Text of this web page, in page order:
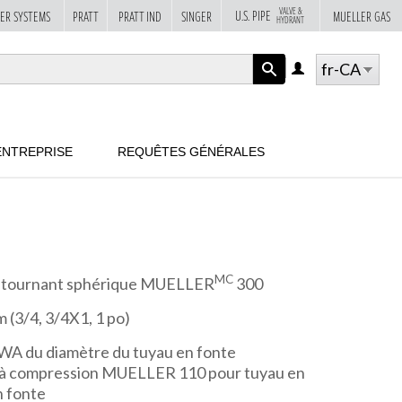
fr-CA
LOG
REQUÊTES GÉNÉRALES
sphérique MUELLERMC 300
(3/4, 3/4X1, 1 po)
du diamètre du tuyau en fonte
compression MUELLER 110 pour tuyau en
fonte
SYSTEMS PRATT PRATT IND SINGER U.S. PIPE VALVE &
HYDRANT MUELLER GAS